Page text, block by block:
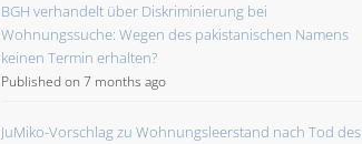
BGH verhandelt über Diskriminierung bei
Wohnungssuche: Wegen des pakistanischen Namens
keinen Termin erhalten?
Published on 7 months ago
JuMiko-Vorschlag zu Wohnungsleerstand nach Tod des